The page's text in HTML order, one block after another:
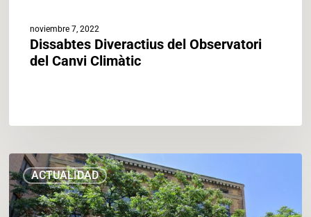
noviembre 7, 2022
Dissabtes Diveractius del Observatori
del Canvi Climàtic
ACTUALIDAD
Una
finca
de
Ciutat